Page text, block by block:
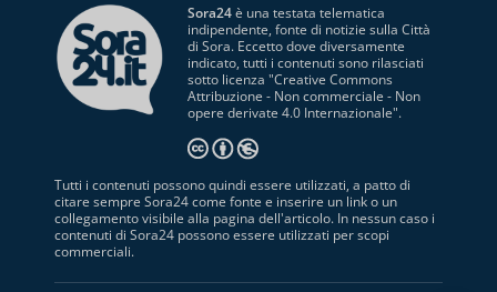
Sora24è una testata telematica
indipendente, fonte di notizie sulla Città
di Sora. Eccetto dove diversamente
indicato, tutti i contenuti sono rilasciati
sotto licenza "Creative Commons
Attribuzione - Non commerciale - Non
opere derivate 4.0 Internazionale".
Tutti i contenuti possono quindi essere utilizzati, a patto di
citare sempre Sora24 come fonte e inserire un link o un
collegamento visibile alla pagina dell'articolo. In nessun caso i
contenuti di Sora24 possono essere utilizzati per scopi
commerciali.